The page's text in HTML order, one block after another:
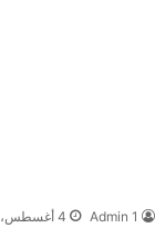
Admin 1 4 أغسطس، 2016